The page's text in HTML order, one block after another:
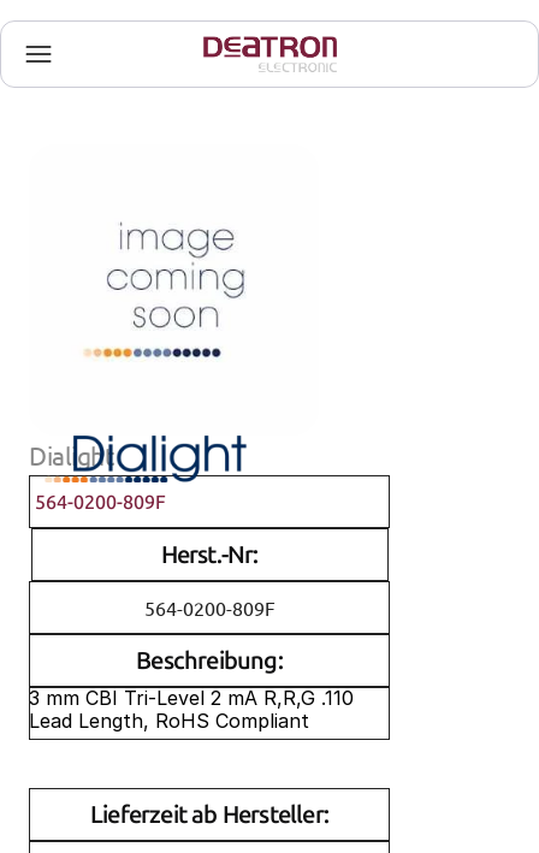
Dialight
564-0200-809F
Herst.-Nr:
564-0200-809F
Beschreibung:
3 mm CBI Tri-Level 2 mA R,R,G .110
Lead Length, RoHS Compliant
Lieferzeit ab Hersteller: